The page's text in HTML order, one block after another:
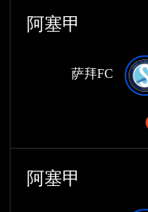
阿塞甲
萨拜FC
阿塞甲